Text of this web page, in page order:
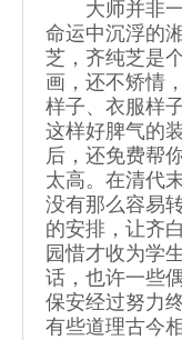
大师并非一
命运中沉浮的
芝，齐纯芝是
画，还不矫情
样子、衣服样
这样好脾气的
后，还免费帮
太高。在清代
没有那么容易
的安排，让齐
园惜才收为学
话，也许一些
保安经过努力
有些道理古今相